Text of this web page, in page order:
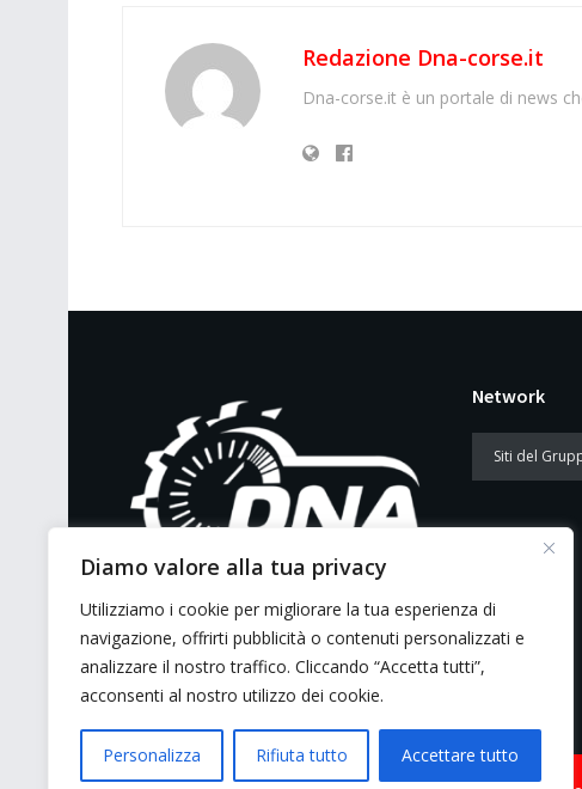
Diamo valore alla tua privacy
Utilizziamo i cookie per migliorare la tua esperienza di
navigazione, offrirti pubblicità o contenuti personalizzati e
analizzare il nostro traffico. Cliccando “Accetta tutti”,
acconsenti al nostro utilizzo dei cookie.
Personalizza Rifiuta tutto Accettare tutto
Redazione Dna-corse.it
Dna-corse.it è un portale di news
E’ un portale di news ai sensi del D.L.
7/5/2001 n. 62
Network